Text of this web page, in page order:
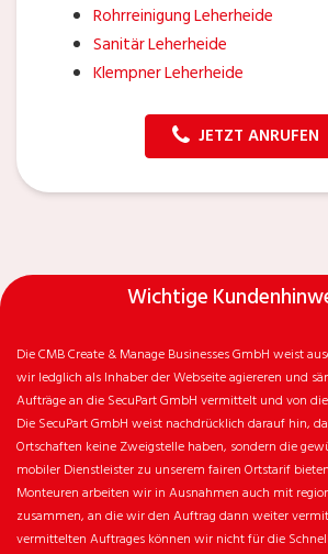
Rohrreinigung Leherheide
Sanitär Leherheide
Klempner Leherheide
JETZT ANRUFEN
Wichtige
Die CMB Create & Manage Businesses GmbH weist
wir ledglich als Inhaber der Webseite agiereren und
Aufträge an die SecuPart GmbH vermittelt und von
Die SecuPart GmbH weist nachdrücklich darauf hin,
Ortschaften keine Zweigstelle haben, sondern die
mobiler Dienstleister zu unserem fairen Ortstarif
Monteuren arbeiten wir in Ausnahmen auch mit
zusammen, an die wir den Auftrag dann weiter
vermittelten Auftrages können wir nicht für die